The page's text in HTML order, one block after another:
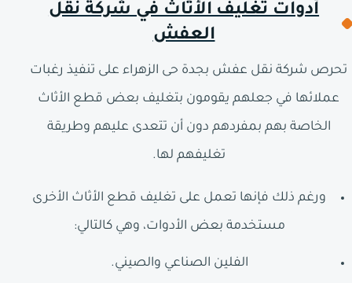
أدوات تغليف الأثاث في شركة نقل
العفش
تحرص شركة نقل عفش بجدة حى الزهراء على تنفيذ رغبات
عملائها في جعلهم يقومون بتغليف بعض قطع الأثاث
الخاصة بهم بمفردهم دون أن تتعدى عليهم وطريقة
تغليفهم لها.
ورغم ذلك فإنها تعمل على تغليف قطع الأثاث الأخرى
مستخدمة بعض الأدوات، وهي كالتالي:
الفلين الصناعي والصيني.